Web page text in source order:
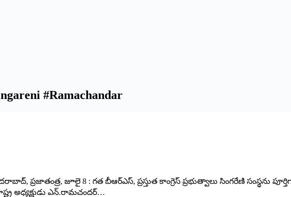
#Ramachandar
ప్రజాతంత్ర, జూలై 8 : గత బీఆర్ఎస్, ప్రస్తుత కాంగ్రెస్ ప్రభుత్వాలు సింగరేణి సంస్థను పూర్తిగా
అధ్యక్షుడు ఎన్.రామచందర్…